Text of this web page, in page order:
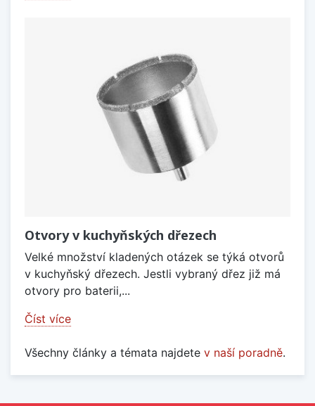
Otvory v kuchyňských dřezech
Velké množství kladených otázek se týká otvorů
v kuchyňský dřezech. Jestli vybraný dřez již má
otvory pro baterii,...
Číst více
Všechny články a témata najdete v naší poradně.